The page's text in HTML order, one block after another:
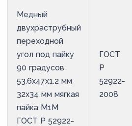
Медный
двухраструбный
переходной
угол под пайку
90 градусов
53.6х47х1.2 мм
32х34 мм мягкая
пайка М1М
ГОСТ Р 52922-
ГОСТ
Р
52922-
2008